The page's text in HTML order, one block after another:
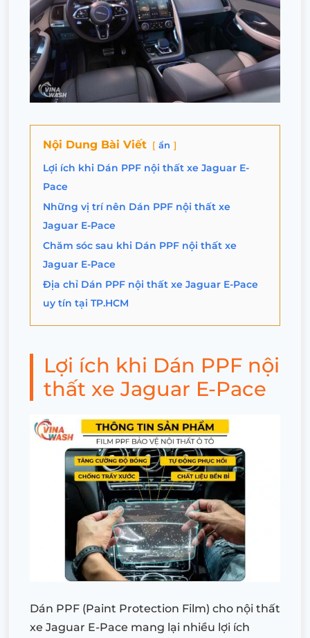
Nội Dung Bài Viết ẩn
Lợi ích khi Dán PPF nội thất xe Jaguar E-
Pace
Những vị trí nên Dán PPF nội thất xe
Jaguar E-Pace
Chăm sóc sau khi Dán PPF nội thất xe
Jaguar E-Pace
Địa chỉ Dán PPF nội thất xe Jaguar E-Pace
uy tín tại TP.HCM
Lợi ích khi Dán PPF nội
thất xe Jaguar E-Pace
Dán PPF (Paint Protection Film) cho nội thất
xe Jaguar E-Pace mang lại nhiều lợi ích